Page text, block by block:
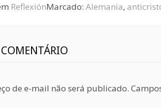
ReflexiónMarcado: Alemania,
de e-mail não será publicado.